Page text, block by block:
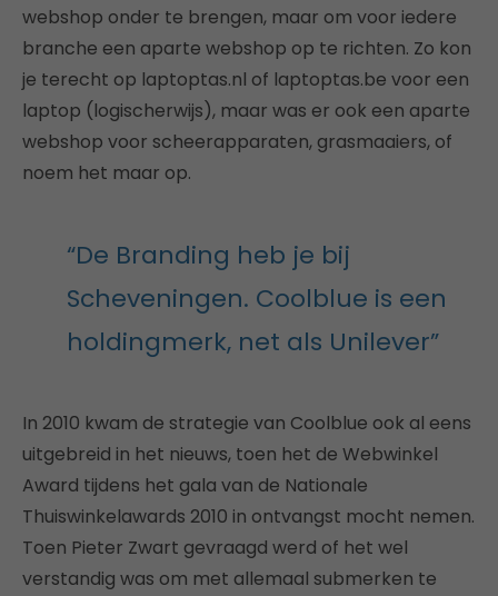
webshop onder te brengen, maar om voor iedere
branche een aparte webshop op te richten. Zo kon
je terecht op laptoptas.nl of laptoptas.be voor een
laptop (logischerwijs), maar was er ook een aparte
webshop voor scheerapparaten, grasmaaiers, of
noem het maar op.
“De Branding heb je bij
Scheveningen. Coolblue is een
holdingmerk, net als Unilever”
In 2010 kwam de strategie van Coolblue ook al eens
uitgebreid in het nieuws, toen het de Webwinkel
Award tijdens het gala van de Nationale
Thuiswinkelawards 2010 in ontvangst mocht nemen.
Toen Pieter Zwart gevraagd werd of het wel
verstandig was om met allemaal submerken te